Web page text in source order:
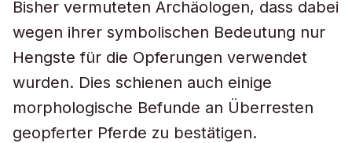
Bisher vermuteten Archäologen, dass dabei
wegen ihrer symbolischen Bedeutung nur
Hengste für die Opferungen verwendet
wurden. Dies schienen auch einige
morphologische Befunde an Überresten
geopferter Pferde zu bestätigen.